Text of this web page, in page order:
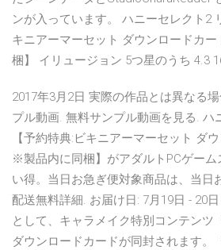
ンが入っています。 ハニーセレクト2
キニアーマーセット ダウンロードカ
梱】 イリュージョン 5つ星のうち 4.3
2017年3月2日 実際の作品とは異なる
プル動画. 無料サンプル動画を見る. ハ
【予約特典:ビキニアーマーセット ダ
※製品内に同梱】がアダルトPCゲーム
い得。当日お急ぎ便対象商品は、当日
配送無料詳細. お届け日: 7月19日 - 20
として、キャラメイク特別コンテンツ
ダウンロードカードが同封されます。